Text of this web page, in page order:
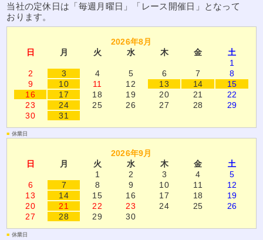
本サイトは、ご本人から、個人情報が真実でないという理由によって、内
容の訂正、追加または削除（以下「訂正等」といいます）を求められた場
合には、他の法令の規定により特別の手続きが定められている場合を除
き、利用目的の達成に必要な範囲内において、遅滞なく必要な調査を行
い、その結果に基づき、個人情報の内容の訂正等を行い、その旨ご本人に
通知します。
14.個人情報の利用停止等
本サイトは、ご本人から、ご本人の個人情報が、あらかじめ公表された利
用目的の範囲を超えて取り扱われているという理由、または偽りその他不
正の手段により取得されたものであるという理由により、その利用の停止
または消去（以下「利用停止等」といいます）を求められた場合には、遅
滞なく必要な調査を行い、その結果に基づき、個人情報の利用停止等を行
い、その旨ご本人に通知します。ただし、個人情報の利用停止等に多額の
費用を有する場合その他利用停止等を行うことが困難な場合であって、ご
本人の権利利益を保護するために必要なこれに代わるべき措置をとれる場
15.理由の説明
本サイトは、ご本人からの要求にもかかわらず、（１）利用目的を通知し
ない、（２）個人情報の全部または一部を開示しない、（３）個人情報の
利用停止等を行わない、（４）個人情報の第三者提供を停止しない、のい
ずれかを決定する場合、その旨ご本人に通知する際に理由を説明するよう
努めます。
16.お問い合わせ
本サイトのプライバシーポリシーに関するお問い合わせは、下記担当まで
お願い致します。
当社の定休日は「毎週月曜日」「レース開催日」となって
おります。
2026年8月
日
月 火 水 木 金
土
1
2
3 4 5 6 7
8
9
10 11 12 13 14
15
16
17 18 19 20 21
22
23
24 25 26 27 28
29
30
31
■ 休業日
2026年9月
日
月 火 水 木 金
土
1
2 3 4
5
6
7 8 9 10 11
12
13
14 15 16 17 18
19
20
21 22 23 24 25
26
27
28 29 30
■ 休業日